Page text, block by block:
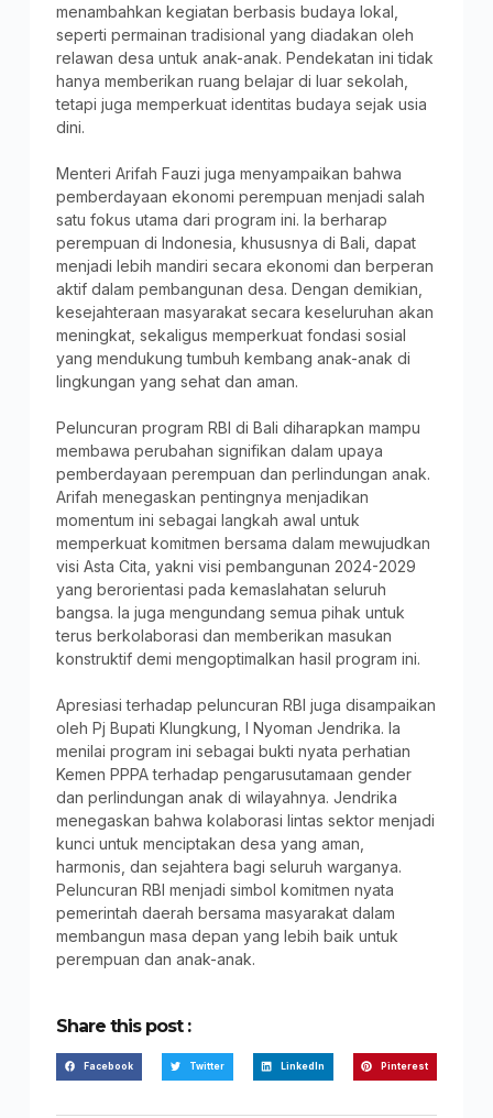
menambahkan kegiatan berbasis budaya lokal,
seperti permainan tradisional yang diadakan oleh
relawan desa untuk anak-anak. Pendekatan ini tidak
hanya memberikan ruang belajar di luar sekolah,
tetapi juga memperkuat identitas budaya sejak usia
dini.
Menteri Arifah Fauzi juga menyampaikan bahwa
pemberdayaan ekonomi perempuan menjadi salah
satu fokus utama dari program ini. Ia berharap
perempuan di Indonesia, khususnya di Bali, dapat
menjadi lebih mandiri secara ekonomi dan berperan
aktif dalam pembangunan desa. Dengan demikian,
kesejahteraan masyarakat secara keseluruhan akan
meningkat, sekaligus memperkuat fondasi sosial
yang mendukung tumbuh kembang anak-anak di
lingkungan yang sehat dan aman.
Peluncuran program RBI di Bali diharapkan mampu
membawa perubahan signifikan dalam upaya
pemberdayaan perempuan dan perlindungan anak.
Arifah menegaskan pentingnya menjadikan
momentum ini sebagai langkah awal untuk
memperkuat komitmen bersama dalam mewujudkan
visi Asta Cita, yakni visi pembangunan 2024-2029
yang berorientasi pada kemaslahatan seluruh
bangsa. Ia juga mengundang semua pihak untuk
terus berkolaborasi dan memberikan masukan
konstruktif demi mengoptimalkan hasil program ini.
Apresiasi terhadap peluncuran RBI juga disampaikan
oleh Pj Bupati Klungkung, I Nyoman Jendrika. Ia
menilai program ini sebagai bukti nyata perhatian
Kemen PPPA terhadap pengarusutamaan gender
dan perlindungan anak di wilayahnya. Jendrika
menegaskan bahwa kolaborasi lintas sektor menjadi
kunci untuk menciptakan desa yang aman,
harmonis, dan sejahtera bagi seluruh warganya.
Peluncuran RBI menjadi simbol komitmen nyata
pemerintah daerah bersama masyarakat dalam
membangun masa depan yang lebih baik untuk
perempuan dan anak-anak.
Share this post :
Facebook Twitter LinkedIn Pinterest